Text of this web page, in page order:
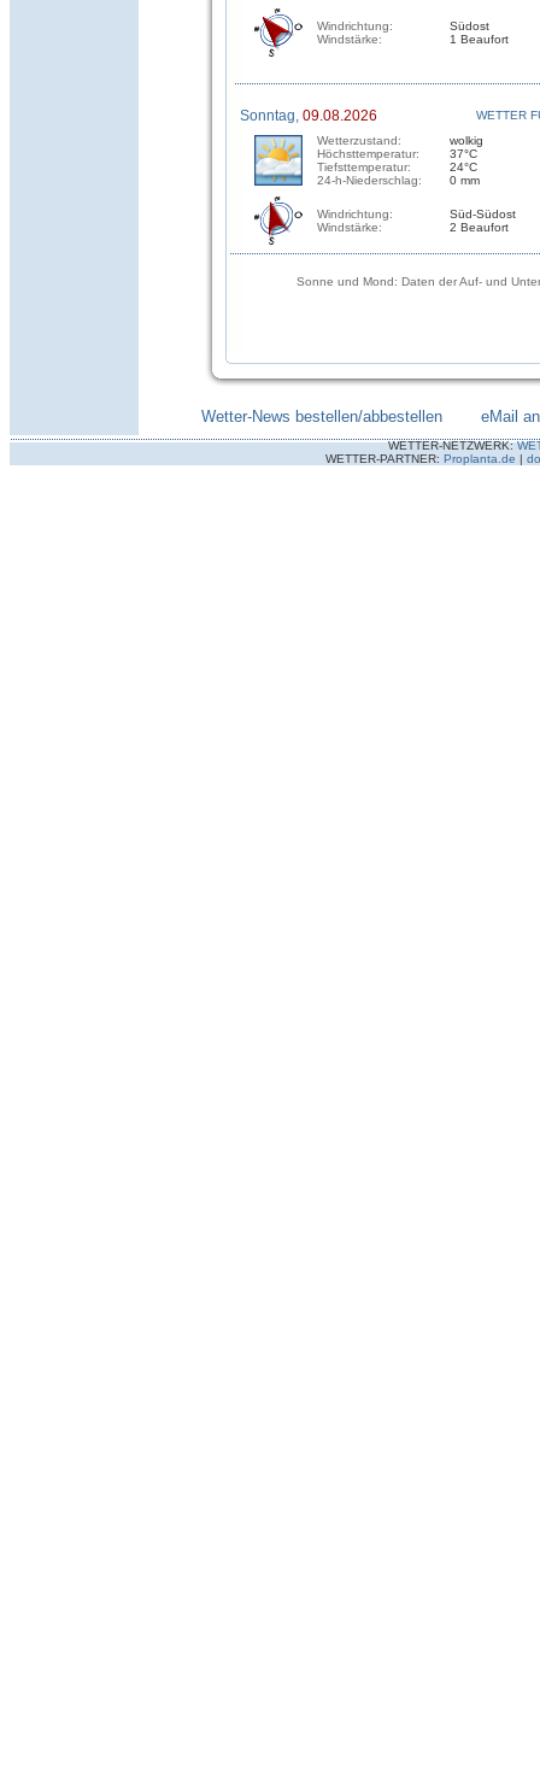
Windrichtung:
Windstärke:
Südost
1 Beaufort
Sonntag, 09.08.2026
WETTER
Wetterzustand:
Höchsttemperatur:
Tiefsttemperatur:
24-h-Niederschlag:
wolkig
37°C
24°C
0 mm
Windrichtung:
Windstärke:
Süd-Südost
2 Beaufort
Sonne und Mond: Daten der Auf- und
Wetter-News bestellen/abbestellen eMail
WETTER-NETZWERK:
WETTER-PARTNER: Proplanta.de |